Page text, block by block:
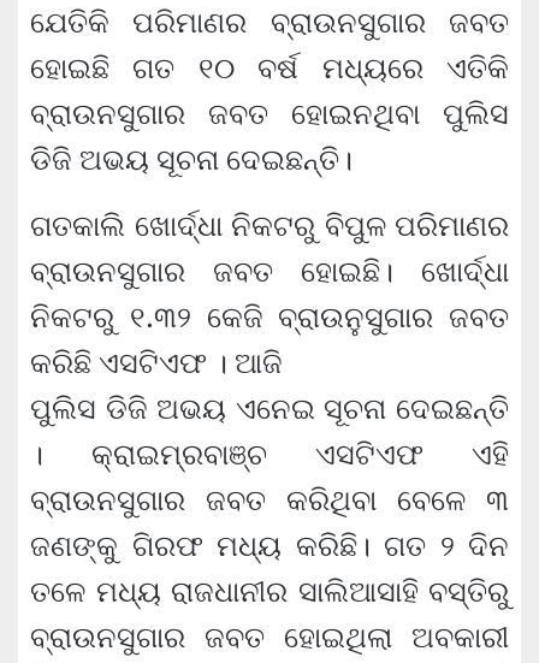
ଯେତିକି ପରିମାଣର ବ୍ରାଉନସୁଗାର ଜବତ
ହୋଇଛି ଗତ ୧୦ ବର୍ଷ ମଧ୍ୟରେ ଏତିକି
ବ୍ରାଉନସୁଗାର ଜବତ ହୋଇନଥିବା ପୁଲିସ
ଡିଜି ଅଭୟ ସୂଚନା ଦେଇଛନ୍ତି।
ଗତକାଲି ଖୋର୍ଦ୍ଧା ନିକଟରୁ ବିପୁଳ ପରିମାଣର
ବ୍ରାଉନସୁଗାର ଜବତ ହୋଇଛି। ଖୋର୍ଦ୍ଧା
ନିକଟରୁ ୧.୩୨ କେଜି ବ୍ରାଉନୁସୁଗାର ଜବତ
କରିଛି ଏସଟିଏଫ । ଆଜି
ପୁଲିସ ଡିଜି ଅଭୟ ଏନେଇ ସୂଚନା ଦେଇଛନ୍ତି
। କ୍ରାଇମ୍ରବାଞ୍ଚ ଏସଟିଏଫ ଏହି
ବ୍ରାଉନସୁଗାର ଜବତ କରିଥିବା ବେଳେ ୩
ଜଣଙ୍କୁ ଗିରଫ ମଧ୍ୟ କରିଛି। ଗତ ୨ ଦିନ
ତଳେ ମଧ୍ୟ ରାଜଧାନୀର ସାଲିଆସାହି ବସ୍ତିରୁ
ବ୍ରାଉନସୁଗାର ଜବତ ହୋଇଥିଲା ଅବକାରୀ